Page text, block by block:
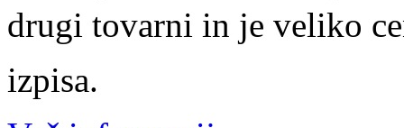
drugi tovarni in je veliko
izpisa.